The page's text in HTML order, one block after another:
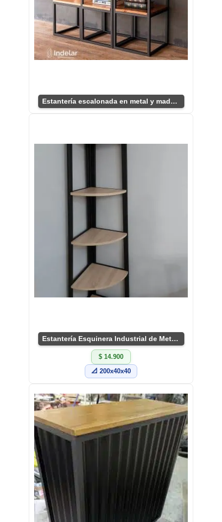
Estantería escalonada en metal y madera
Estantería Esquinera Industrial de Metal y Madera
$ 14.900
📐 200x40x40